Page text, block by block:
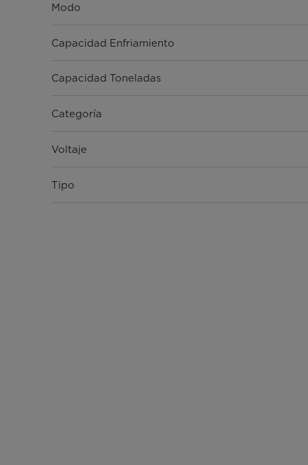
Modo
Capacidad Enfriamiento
Capacidad Toneladas
Categoría
Voltaje
Tipo